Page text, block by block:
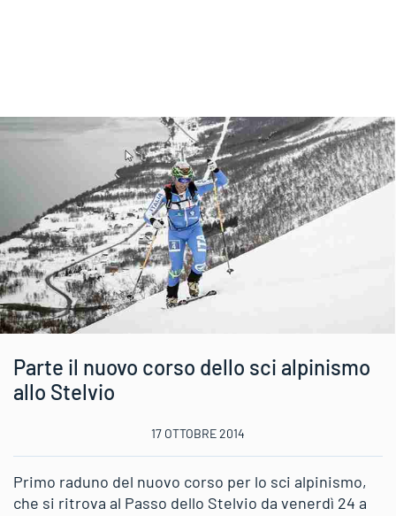
Parte il nuovo corso dello sci alpinismo
allo Stelvio
17 OTTOBRE 2014
Primo raduno del nuovo corso per lo sci alpinismo,
che si ritrova al Passo dello Stelvio da venerdì 24 a